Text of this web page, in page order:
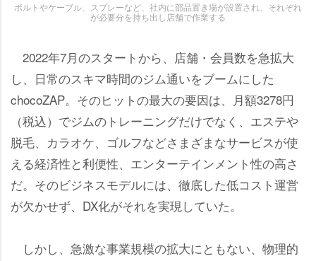
ボルトやケーブル、スプレーなど、社内に部品置き場が設置され、それぞれ
が必要分を持ち出し店舗で作業する
2022年7月のスタートから、店舗・会員数を急拡大
し、日常のスキマ時間のジム通いをブームにした
chocoZAP。そのヒットの最大の要因は、月額3278円
（税込）でジムのトレーニングだけでなく、エステ
脱毛、カラオケ、ゴルフなどさまざまなサービスが使
える経済性と利便性、エンターテインメント性の高さ
だ。そのビジネスモデルには、徹底した低コスト運営
が欠かせず、DX化がそれを実現していた。
しかし、急激な事業規模の拡大にともない、物理的